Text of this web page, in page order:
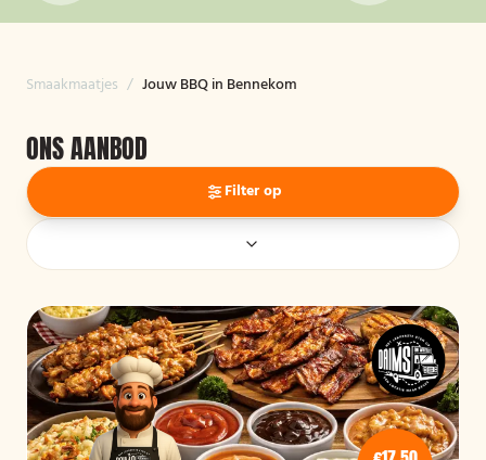
Smaakmaatjes / Jouw BBQ in Bennekom
ONS AANBOD
Filter op